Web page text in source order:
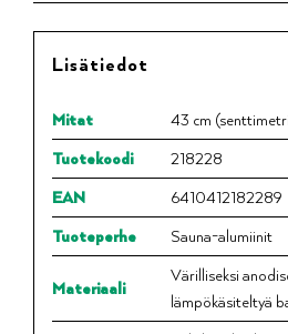
Lisätiedot
Mitat
43 cm
Tuotekoodi
218228
EAN
6410412182289
Tuoteperhe
Sauna-alumiinit
Materiaali
Värilliseksi
lämpökäsiteltyä